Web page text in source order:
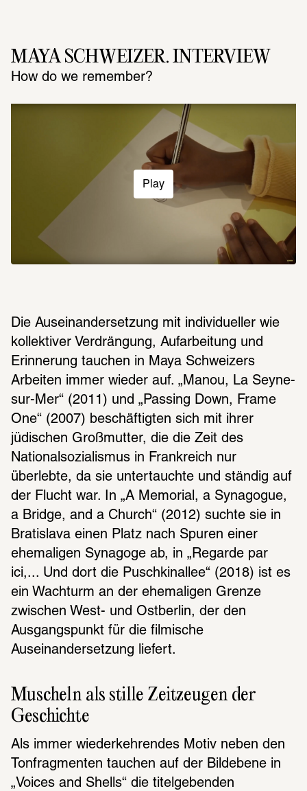
Play
MAYA SCHWEIZER. INTERVIEW
How do we remember?
Die Auseinandersetzung mit individueller wie
kollektiver Verdrängung, Aufarbeitung und
Erinnerung tauchen in Maya Schweizers
Arbeiten immer wieder auf. „Manou, La Seyne-
sur-Mer“ (2011) und „Passing Down, Frame
One“ (2007) beschäftigten sich mit ihrer
jüdischen Großmutter, die die Zeit des
Nationalsozialismus in Frankreich nur
überlebte, da sie untertauchte und ständig auf
der Flucht war. In „A Memorial, a Synagogue,
a Bridge, and a Church“ (2012) suchte sie in
Bratislava einen Platz nach Spuren einer
ehemaligen Synagoge ab, in „Regarde par
ici,... Und dort die Puschkinallee“ (2018) ist es
ein Wachturm an der ehemaligen Grenze
zwischen West- und Ostberlin, der den
Ausgangspunkt für die filmische
Auseinandersetzung liefert.
Muscheln als stille Zeitzeugen der
Geschichte
Als immer wiederkehrendes Motiv neben den
Tonfragmenten tauchen auf der Bildebene in
„Voices and Shells“ die titelgebenden